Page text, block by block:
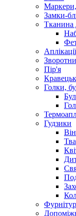
Маркери,
Замки-
Тканина
Пір'я
Голки,
Гудзики